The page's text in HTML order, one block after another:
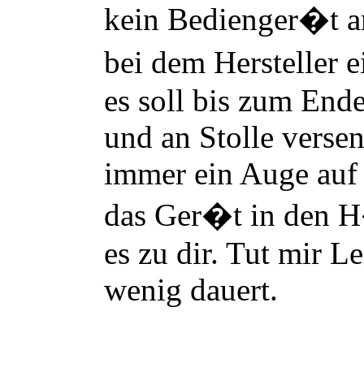
kein Bedienger�t
bei dem Hersteller
es soll bis zum
und an Stolle
immer ein Auge
das Ger�t in den H
es zu dir. Tut mir
wenig dauert.